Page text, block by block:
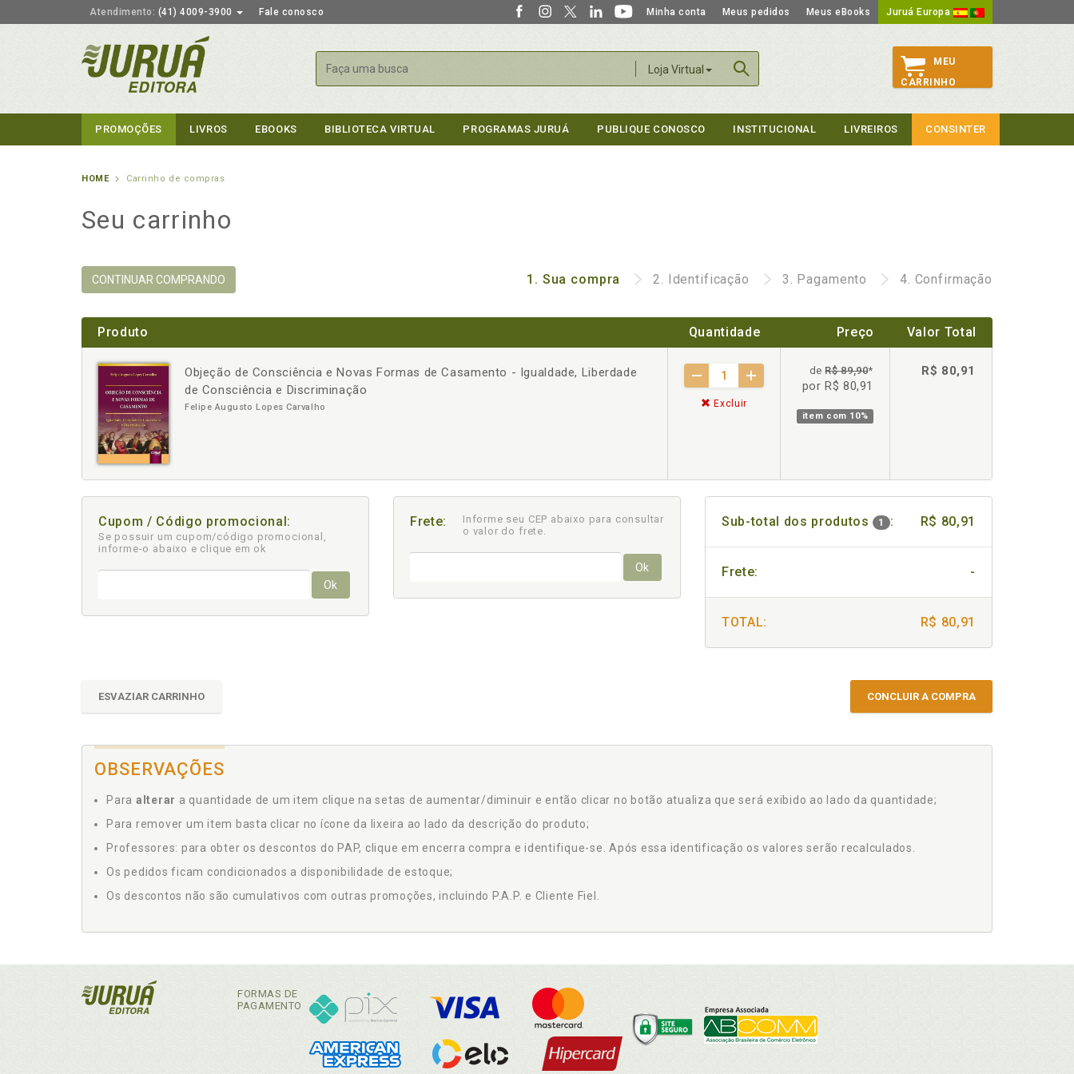
Atendimento: (41) 4009-3900 Fale conosco Minha conta Meus pedidos Meus eBooks Juruá Europa
Loja Virtual
Buscar
MEU
CARRINHO
PROMOÇÕES LIVROS EBOOKS BIBLIOTECA VIRTUAL PROGRAMAS JURUÁ PUBLIQUE CONOSCO INSTITUCIONAL LIVREIROS CONSINTER
HOME Carrinho de compras
Seu carrinho
CONTINUAR COMPRANDO 1. Sua compra 2. Identificação 3. Pagamento 4. Confirmação
Produto Quantidade Preço Valor Total
Objeção de Consciência e Novas Formas de Casamento - Igualdade, Liberdade
de Consciência e Discriminação
Felipe Augusto Lopes Carvalho
- +
Excluir
deR$ 89,90*
por R$ 80,91
item com 10%
R$ 80,91
Cupom / Código promocional:
Se possuir um cupom/código promocional,
informe-o abaixo e clique em ok
Ok
Frete:
Informe seu CEP abaixo para consultar
o valor do frete.
Ok
Sub-total dos produtos 1 : R$ 80,91
Frete: -
TOTAL: R$ 80,91
ESVAZIAR CARRINHO CONCLUIR A COMPRA
OBSERVAÇÕES
Para alterar a quantidade de um item clique na setas de aumentar/diminuir e então clicar no botão atualiza que será exibido ao lado da quantidade;
Para remover um item basta clicar no ícone da lixeira ao lado da descrição do produto;
Professores: para obter os descontos do PAP, clique em encerra compra e identifique-se. Após essa identificação os valores serão recalculados.
Os pedidos ficam condicionados a disponibilidade de estoque;
Os descontos não são cumulativos com outras promoções, incluindo P.A.P. e Cliente Fiel.
FORMAS DE
PAGAMENTO